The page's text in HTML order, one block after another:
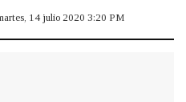
14 julio 2020 3:20 PM